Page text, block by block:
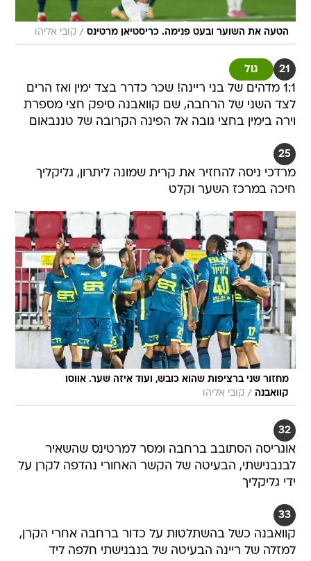
הטעה את השוער ובעט פנימה. כריסטיאן מרטינס / קובי אליהו
21 גול
1:1 מדהים של בני ריינה! שכר כדרר בצד ימין ואז הרים
לצד השני של הרחבה, שם קוואבנה סיפק חצי מספרת
וירה בימין בחצי גובה אל הפינה הקרובה של טננבאום
25
מרדכי ניסה להחזיר את קרית שמונה ליתרון, גליקליך
חיכה במרכז השער וקלט
מחזור שני ברציפות שהוא כובש, ועוד איזה שער. אווסו
קוואבנה / קובי אליהו
32
אוגריסה הסתובב ברחבה ומסר למרטינס שהשאיר
לבנבנישתי, הבעיטה של הקשר האחורי נהדפה לקרן על
ידי גליקליך
33
קוואבנה כשל בהשתלטות על כדור ברחבה אחרי הקרן,
למזלה של ריינה הבעיטה של בנבנישתי חלפה ליד